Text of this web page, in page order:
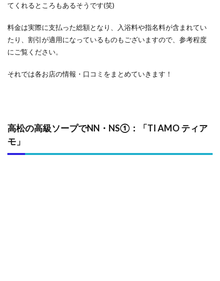
てくれるところもあるそうです(笑)
料金は実際に支払った総額となり、入浴料や指名料が含まれてい
たり、割引が適用になっているものもございますので、参考程度
にご覧ください。
それでは各お店の情報・口コミをまとめていきます！
高松の高級ソープでNN・NS①：「TI AMO ティア
モ」